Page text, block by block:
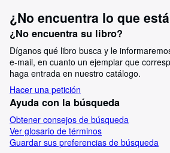
¿No encuentra lo que
¿No encuentra su libro?
Díganos qué libro busca y le
e-mail, en cuanto un ejemplar que
haga entrada en nuestro catálogo.
Hacer una petición
Ayuda con la búsqueda
Obtener consejos de búsqueda
Ver glosario de términos
Guardar sus preferencias de búsqueda